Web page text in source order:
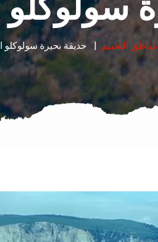
مناطق التخييم حديقة بحيرة سولوكلو